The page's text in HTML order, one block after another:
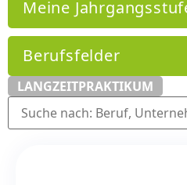
LANGZEITPRAKTIKUM